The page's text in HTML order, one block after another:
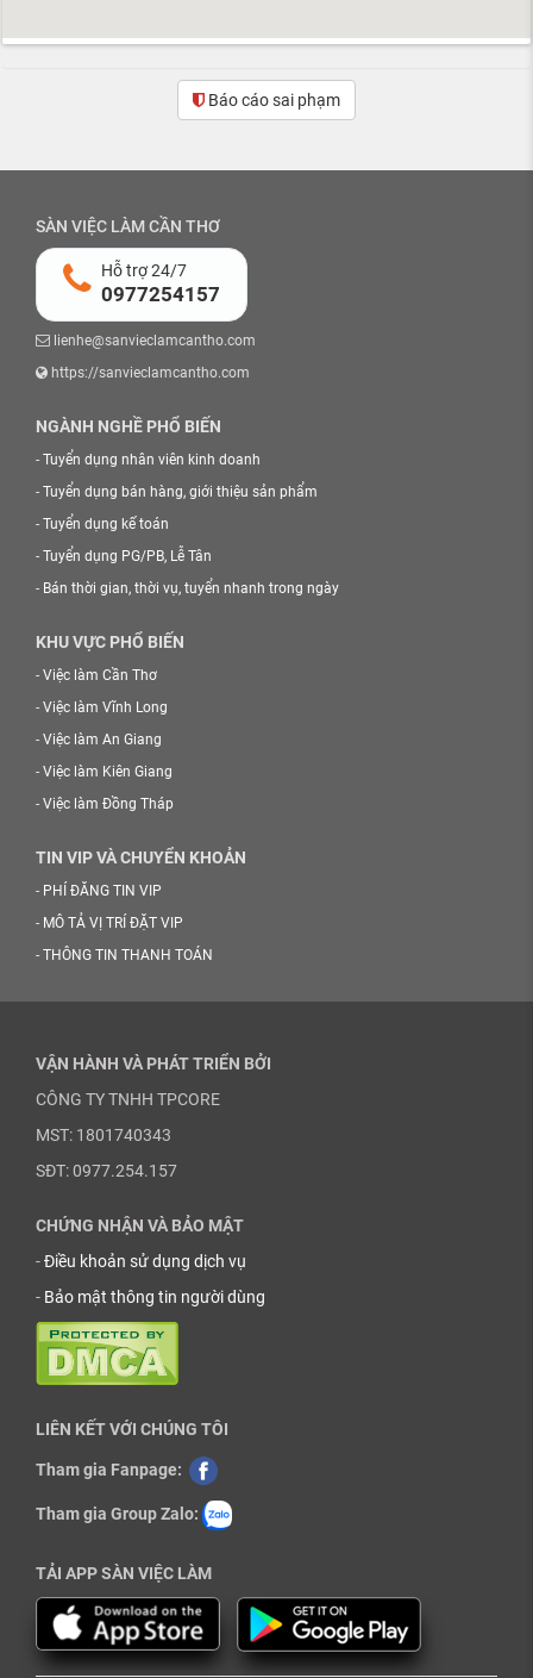
Báo cáo sai phạm
SÀN VIỆC LÀM CẦN THƠ
Hỗ trợ 24/7
0977254157
lienhe@sanvieclamcantho.com
https://sanvieclamcantho.com
NGÀNH NGHỀ PHỔ BIẾN
- Tuyển dụng nhân viên kinh doanh
- Tuyển dụng bán hàng, giới thiệu sản phẩm
- Tuyển dụng kế toán
- Tuyển dụng PG/PB, Lễ Tân
- Bán thời gian, thời vụ, tuyển nhanh trong ngày
KHU VỰC PHỔ BIẾN
- Việc làm Cần Thơ
- Việc làm Vĩnh Long
- Việc làm An Giang
- Việc làm Kiên Giang
- Việc làm Đồng Tháp
TIN VIP VÀ CHUYỂN KHOẢN
- PHÍ ĐĂNG TIN VIP
- MÔ TẢ VỊ TRÍ ĐẶT VIP
- THÔNG TIN THANH TOÁN
VẬN HÀNH VÀ PHÁT TRIỂN BỞI
CÔNG TY TNHH TPCORE
MST: 1801740343
SĐT: 0977.254.157
CHỨNG NHẬN VÀ BẢO MẬT
-Điều khoản sử dụng dịch vụ
- Bảo mật thông tin người dùng
LIÊN KẾT VỚI CHÚNG TÔI
Tham gia Fanpage:
Tham gia Group Zalo:
TẢI APP SÀN VIỆC LÀM